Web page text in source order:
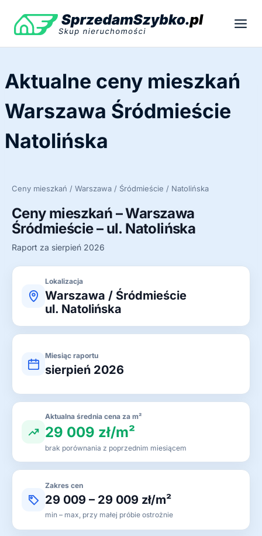
treści
Aktualne ceny mieszkań
Warszawa Śródmieście
Natolińska
Ceny mieszkań / Warszawa / Śródmieście / Natolińska
Ceny mieszkań – Warszawa
Śródmieście – ul. Natolińska
Raport za sierpień 2026
Lokalizacja
Warszawa / Śródmieście
ul. Natolińska
Miesiąc raportu
sierpień 2026
Aktualna średnia cena za m²
29 009 zł/m²
brak porównania z poprzednim miesiącem
Zakres cen
29 009 – 29 009 zł/m²
min – max, przy małej próbie ostrożnie